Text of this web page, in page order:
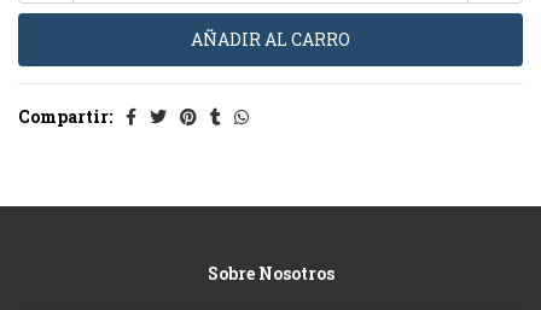
Compartir:
Sobre Nosotros